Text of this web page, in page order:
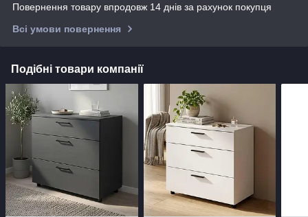
Повернення товару впродовж 14 днів за рахунок покупця
Всі умови повернення
Подібні товари компанії